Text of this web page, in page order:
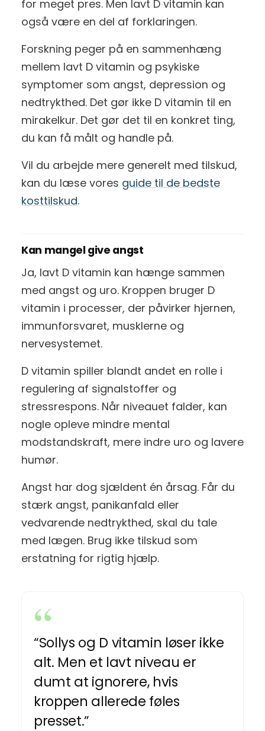
for meget pres. Men lavt D vitamin kan
også være en del af forklaringen.
Forskning peger på en sammenhæng
mellem lavt D vitamin og psykiske
symptomer som angst, depression og
nedtrykthed. Det gør ikke D vitamin til en
mirakelkur. Det gør det til en konkret ting,
du kan få målt og handle på.
Vil du arbejde mere generelt med tilskud,
kan du læse vores guide til de bedste
kosttilskud.
Kan mangel give angst
Ja, lavt D vitamin kan hænge sammen
med angst og uro. Kroppen bruger D
vitamin i processer, der påvirker hjernen,
immunforsvaret, musklerne og
nervesystemet.
D vitamin spiller blandt andet en rolle i
regulering af signalstoffer og
stressrespons. Når niveauet falder, kan
nogle opleve mindre mental
modstandskraft, mere indre uro og lavere
humør.
Angst har dog sjældent én årsag. Får du
stærk angst, panikanfald eller
vedvarende nedtrykthed, skal du tale
med lægen. Brug ikke tilskud som
erstatning for rigtig hjælp.
“Sollys og D vitamin løser ikke
alt. Men et lavt niveau er
dumt at ignorere, hvis
kroppen allerede føles
presset.”